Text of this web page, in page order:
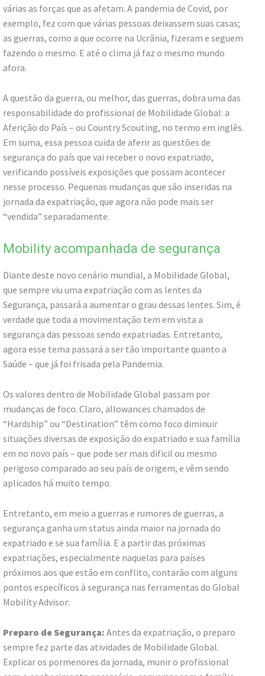
várias as forças que as afetam. A pandemia de Covid, por
exemplo, fez com que várias pessoas deixassem suas casas;
as guerras, como a que ocorre na Ucrânia, fizeram e seguem
fazendo o mesmo. E até o clima já faz o mesmo mundo
afora.
A questão da guerra, ou melhor, das guerras, dobra uma das
responsabilidade do profissional de Mobilidade Global: a
Aferição do País – ou Country Scouting, no termo em inglês.
Em suma, essa pessoa cuida de aferir as questões de
segurança do país que vai receber o novo expatriado,
verificando possíveis exposições que possam acontecer
nesse processo. Pequenas mudanças que são inseridas na
jornada da expatriação, que agora não pode mais ser
“vendida” separadamente.
Mobility acompanhada de segurança
Diante deste novo cenário mundial, a Mobilidade Global,
que sempre viu uma expatriação com as lentes da
Segurança, passará a aumentar o grau dessas lentes. Sim, é
verdade que toda a movimentação tem em vista a
segurança das pessoas sendo expatriadas. Entretanto,
agora esse tema passará a ser tão importante quanto a
Saúde – que já foi frisada pela Pandemia.
Os valores dentro de Mobilidade Global passam por
mudanças de foco. Claro, allowances chamados de
“Hardship” ou “Destination” têm como foco diminuir
situações diversas de exposição do expatriado e sua família
em no novo país – que pode ser mais dificil ou mesmo
perigoso comparado ao seu país de origem, e vêm sendo
aplicados há muito tempo.
Entretanto, em meio a guerras e rumores de guerras, a
segurança ganha um status ainda maior na jornada do
expatriado e se sua família. E a partir das próximas
expatriações, especialmente naquelas para países
próximos aos que estão em conflito, contarão com alguns
pontos específicos à segurança nas ferramentas do Global
Mobility Advisor:
Preparo de Segurança: Antes da expatriação, o preparo
sempre fez parte das atividades de Mobilidade Global.
Explicar os pormenores da jornada, munir o profissional